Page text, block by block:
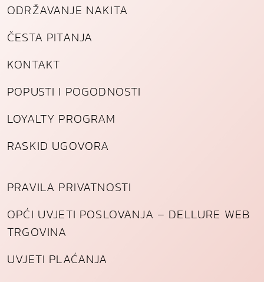
ODRŽAVANJE NAKITA
ČESTA PITANJA
KONTAKT
POPUSTI I POGODNOSTI
LOYALTY PROGRAM
RASKID UGOVORA
PRAVILA PRIVATNOSTI
OPĆI UVJETI POSLOVANJA – DELLURE WEB
TRGOVINA
UVJETI PLAĆANJA